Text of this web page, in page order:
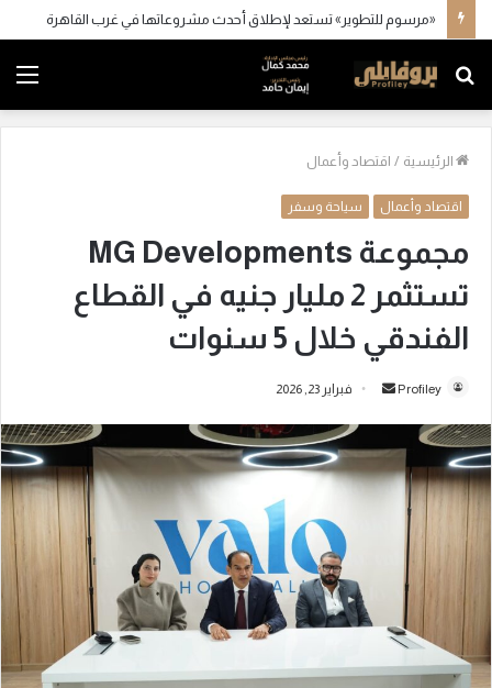
«مرسوم للتطوير» تستعد لإطلاق أحدث مشروعاتها في غرب القاهرة
بحث
عن
الرئيسية / اقتصاد وأعمال
اقتصاد وأعمال سياحة وسفر
مجموعة MG Developments
تستثمر 2 مليار جنيه في القطاع
الفندقي خلال 5 سنوات
Profiley
ل
إ
ك
فبراير 23, 2026